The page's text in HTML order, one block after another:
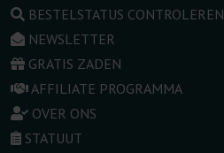
BESTELSTATUS CONTROLEREN
NEWSLETTER
GRATIS ZADEN
AFFILIATE PROGRAMMA
OVER ONS
STATUUT